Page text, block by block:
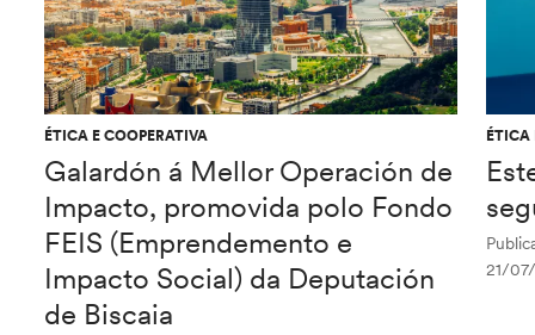
ÉTICA E COOPERATIVA
Galardón á Mellor Operación de
Impacto, promovida polo Fondo
FEIS (Emprendemento e
Impacto Social) da Deputación
de Biscaia
ÉTICA
21/